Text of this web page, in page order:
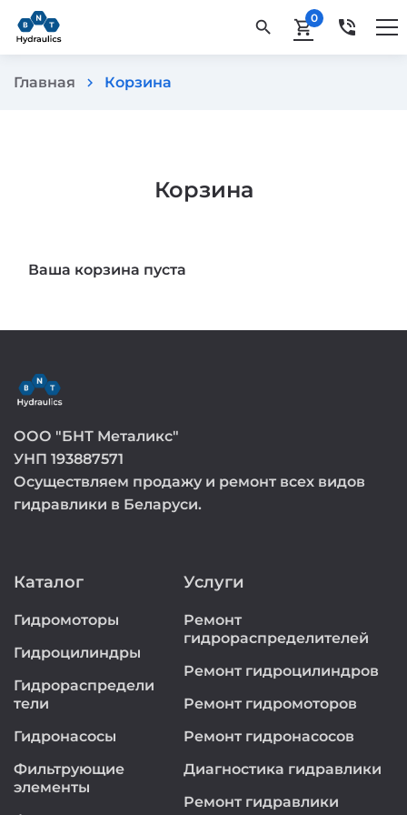
search shopping_cart0 phone_in_talk
Главная chevron_right Корзина
Корзина
Ваша корзина пуста
ООО "БНТ Металикс"
УНП 193887571
Осуществляем продажу и ремонт всех видов
гидравлики в Беларуси.
Каталог
Гидромоторы
Гидроцилиндры
Гидрораспредели
тели
Гидронасосы
Фильтрующие
элементы
Услуги
Ремонт
гидрораспределителей
Ремонт гидроцилиндров
Ремонт гидромоторов
Ремонт гидронасосов
Диагностика гидравлики
Ремонт гидравлики